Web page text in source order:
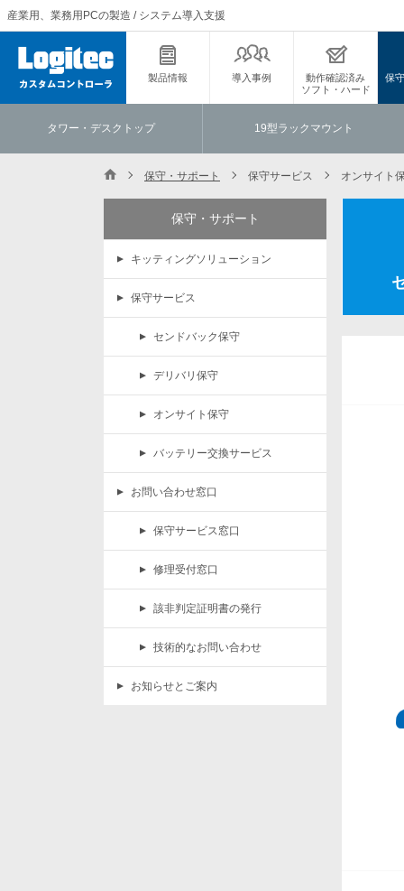
産業用、業務用PCの製造 / システム導入支援
製品情報 導入事例
動作確認済み
ソフト・ハード
保
タワー・デスクトップ 19型ラックマウント
保守・サポート 保守サービス オンサイト
保守・サポート
キッティングソリューション
保守サービス
センドバック保守
デリバリ保守
オンサイト保守
バッテリー交換サービス
お問い合わせ窓口
保守サービス窓口
修理受付窓口
該非判定証明書の発行
技術的なお問い合わせ
お知らせとご案内